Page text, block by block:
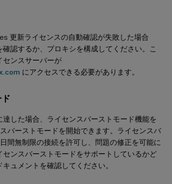
更新ライセンスの自動確認が失敗した場合
認するか、プロキシを構成してください。こ
センスサーバーが
にアクセスできる必要があります。
した場合、ライセンスバーストモード機能を
バーストモードを開始できます。ライセンスバ
間無制限の接続を許可し、問題の修正を可能に
センスバーストモードをサポートしているかど
ュメントを確認してください。